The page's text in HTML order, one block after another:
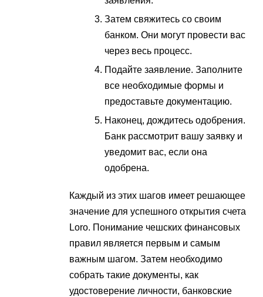
Затем свяжитесь со своим
банком. Они могут провести вас
через весь процесс.
Подайте заявление. Заполните
все необходимые формы и
предоставьте документацию.
Наконец, дождитесь одобрения.
Банк рассмотрит вашу заявку и
уведомит вас, если она
одобрена.
Каждый из этих шагов имеет решающее
значение для успешного открытия счета
Loro. Понимание чешских финансовых
правил является первым и самым
важным шагом. Затем необходимо
собрать такие документы, как
удостоверение личности, банковские